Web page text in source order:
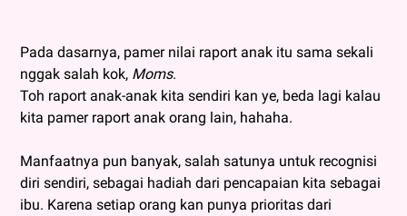
Pada dasarnya, pamer nilai raport anak itu sama sekali
nggak salah kok, Moms.
Toh raport anak-anak kita sendiri kan ye, beda lagi kalau
kita pamer raport anak orang lain, hahaha.
Manfaatnya pun banyak, salah satunya untuk recognisi
diri sendiri, sebagai hadiah dari pencapaian kita sebagai
ibu. Karena setiap orang kan punya prioritas dari